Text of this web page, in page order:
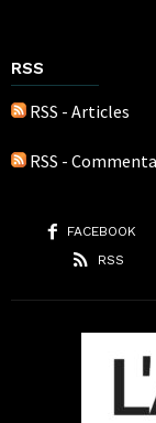
RSS
RSS - Articles
RSS -
FACEBOOK
RSS